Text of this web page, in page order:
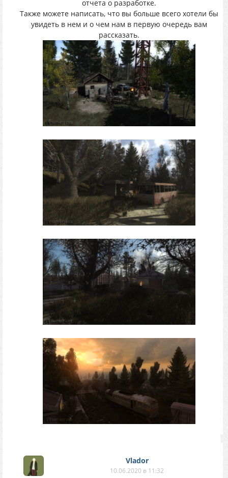
отчета о разработке.
Также можете написать, что вы больше всего хотели бы
увидеть в нем и о чем нам в первую очередь вам
рассказать.
Vlador
10.06.2020 в 11:32